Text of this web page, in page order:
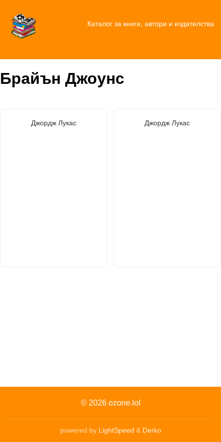
Каталог за книги, автори и издателства
Брайън Джоунс
Джордж Лукас Джордж Лукас
© 2026 ozone.lol
powered by LightSpeed & Derko